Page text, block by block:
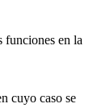
funciones en la
cuyo caso se